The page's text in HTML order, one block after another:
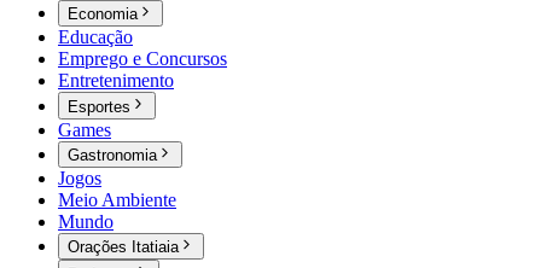
Economia
Educação
Emprego e Concursos
Entretenimento
Esportes
Games
Gastronomia
Jogos
Meio Ambiente
Mundo
Orações Itatiaia